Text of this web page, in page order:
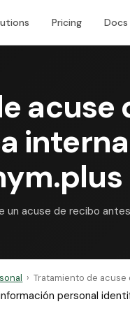
Pricing Docs
acuse
un acuse de recibo
› Tratamiento de
personal